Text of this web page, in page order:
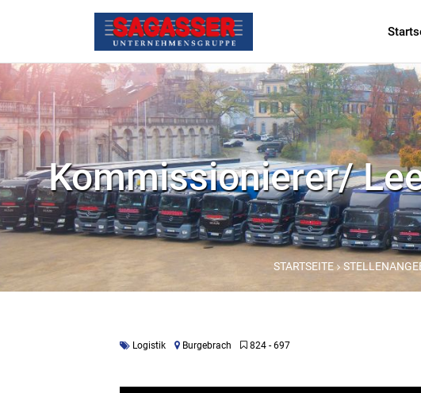
Kommissionierer/
STARTSEITE
Logistik Burgebrach 824 - 697